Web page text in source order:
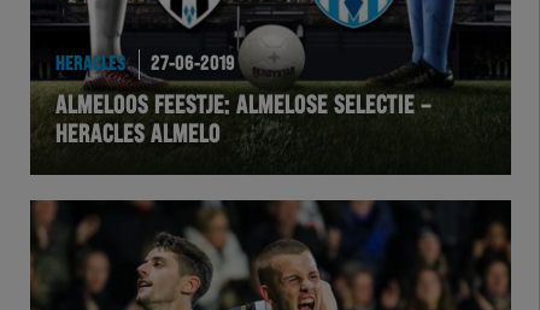
HEREXC
EXCHER
HERTEL
Natuurgras
HERACLES 27-06-2019
ALMELOOS FEESTJE: ALMELOSE SELECTIE –
HERACLES ALMELO